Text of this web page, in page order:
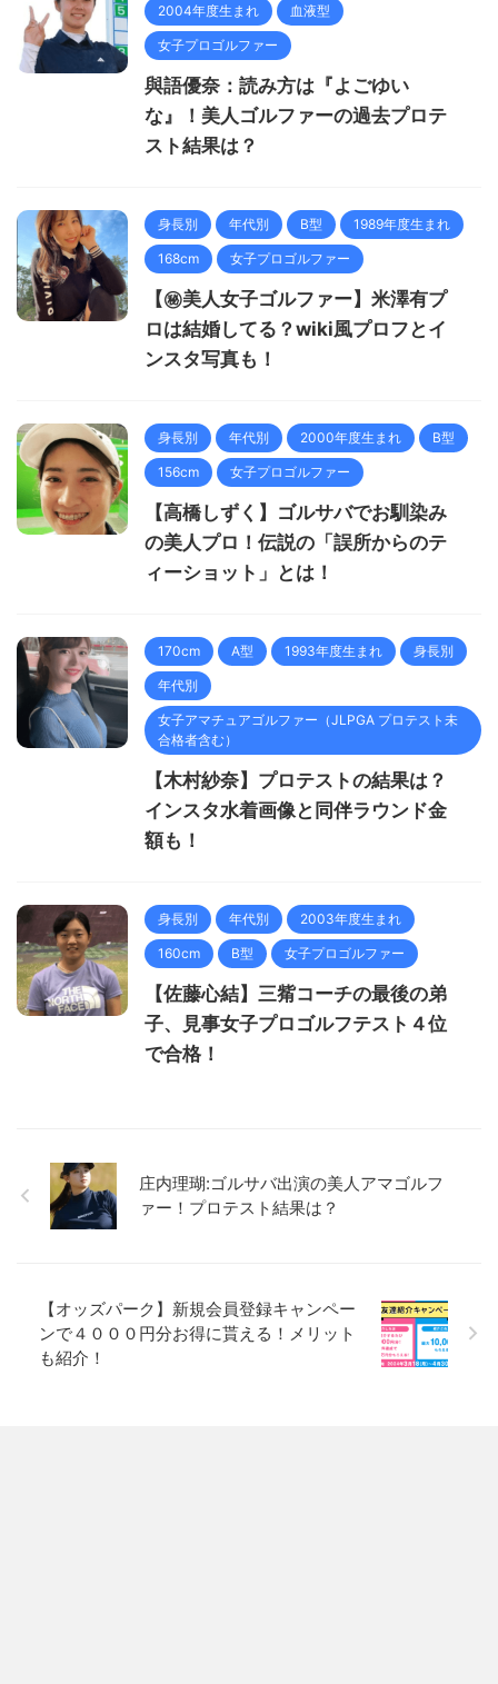
2004年度生まれ 血液型
女子プロゴルファー
與語優奈：読み方は『よごゆい
な』！美人ゴルファーの過去プロテ
スト結果は？
身長別 年代別 B型 1989年度生まれ
168cm 女子プロゴルファー
【㊙美人女子ゴルファー】米澤有プ
ロは結婚してる？wiki風プロフとイ
ンスタ写真も！
身長別 年代別 2000年度生まれ B型
156cm 女子プロゴルファー
【高橋しずく】ゴルサバでお馴染み
の美人プロ！伝説の「誤所からのテ
ィーショット」とは！
170cm A型 1993年度生まれ 身長別
年代別
女子アマチュアゴルファー（JLPGA プロテスト未
合格者含む）
【木村紗奈】プロテストの結果は？
インスタ水着画像と同伴ラウンド金
額も！
身長別 年代別 2003年度生まれ
160cm B型 女子プロゴルファー
【佐藤心結】三觜コーチの最後の弟
子、見事女子プロゴルフテスト４位
で合格！
庄内理瑚:ゴルサバ出演の美人アマゴルフ
ァー！プロテスト結果は？
【オッズパーク】新規会員登録キャンペー
ンで４０００円分お得に貰える！メリット
も紹介！